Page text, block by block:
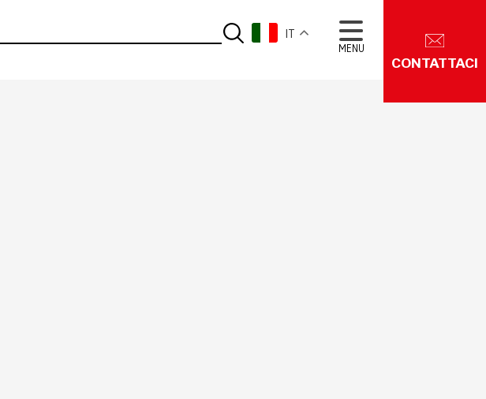
IT
MENU
CONTATTACI